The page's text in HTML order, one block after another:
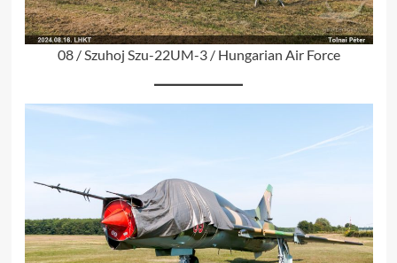
08 / Szuhoj Szu-22UM-3 / Hungarian Air Force